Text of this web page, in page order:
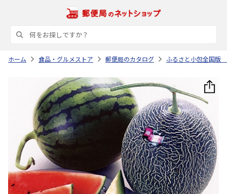
ホーム 食品・グルメストア 郵便局のカタログ ふるさと小包全国版